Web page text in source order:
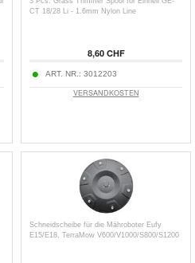
CT 18/28 Li - 1.6mm Nylon Line
8,60 CHF
ART. NR.: 3012203
VERSANDKOSTEN
Schneidscheibe für die Mähroboter Eufy
E15/E18, TerraMow V600/V1000/S800/S1200